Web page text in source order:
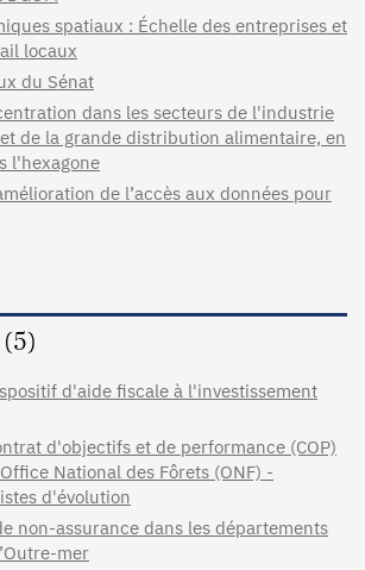
spatiaux : Échelle des entreprises et
locaux
du Sénat
dans les secteurs de l'industrie
de la grande distribution alimentaire, en
l'hexagone
de l’accès aux données pour
d'aide fiscale à l'investissement
d'objectifs et de performance (COP)
National des Fôrets (ONF) -
d'évolution
non-assurance dans les départements
mer